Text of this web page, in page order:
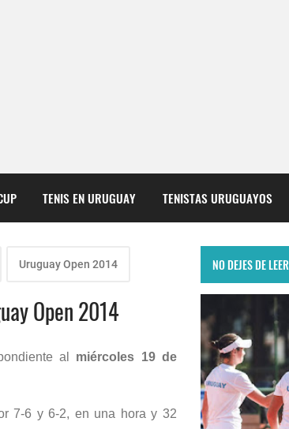
TENIS EN URUGUAY TENISTAS URUGUAYOS
Uruguay Open 2014
Open 2014
al miércoles 19 de
7-6 y 6-2, en una hora y 32
NO DEJES DE LEER